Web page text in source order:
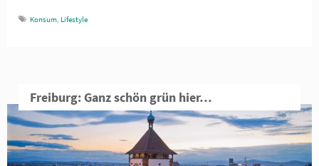
Konsum, Lifestyle
Freiburg: Ganz schön grün hier…